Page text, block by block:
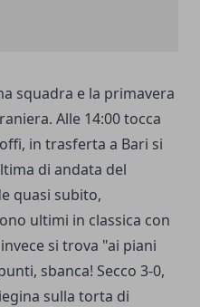
squadra e la primavera
Alle 14:00 tocca
in trasferta a Bari si
di andata del
quasi subito,
ultimi in classica con
si trova "ai piani
sbanca! Secco 3-0,
sulla torta di